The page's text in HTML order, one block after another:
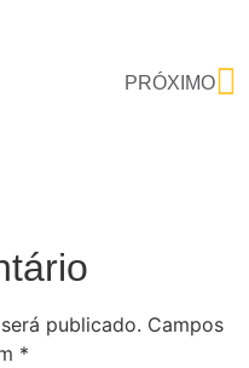
PRÓXIMO
publicado. Campos
*